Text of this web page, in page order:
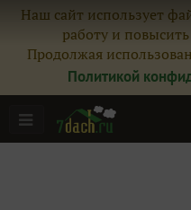
Наш сайт использует
работу и
Продолжая
Политикой